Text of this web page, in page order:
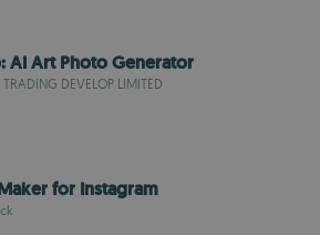
AI Art Photo Generator
DEVELOP LIMITED
for Instagram